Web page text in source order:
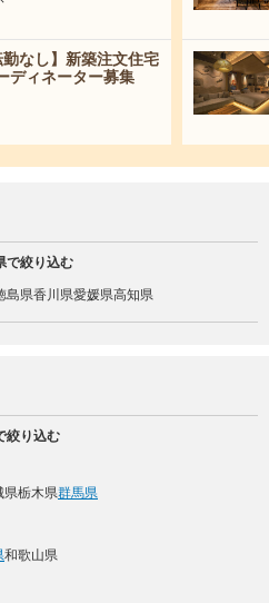
勤なし】新築注文住宅
ディネーター募集
で絞り込む
島県香川県愛媛県高知県
絞り込む
県栃木県群馬県
和歌山県